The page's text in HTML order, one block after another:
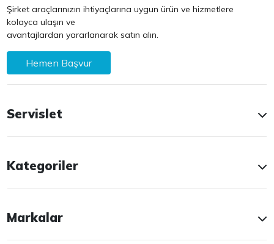
Şirket araçlarınızın ihtiyaçlarına uygun ürün ve hizmetlere
kolayca ulaşın ve
avantajlardan yararlanarak satın alın.
Hemen Başvur
Servislet
Kategoriler
Markalar